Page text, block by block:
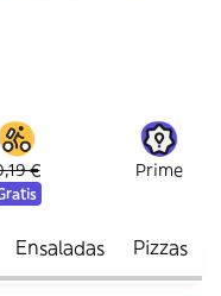
€ Prime
Ensaladas Pizzas